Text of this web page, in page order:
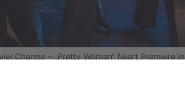
Charme – „Pretty Woman“ feiert Premiere